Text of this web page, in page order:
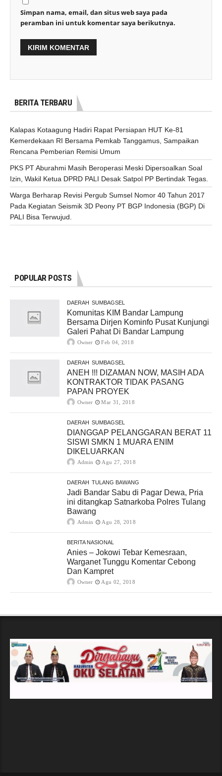
Simpan nama, email, dan situs web saya pada
peramban ini untuk komentar saya berikutnya.
BERITA TERBARU
Kalapas Kotaagung Hadiri Rapat Persiapan HUT Ke-81
Kemerdekaan RI Bersama Pemkab Tanggamus, Sampaikan
Rencana Pemberian Remisi Umum
PKS PT Aburahmi Masih Beroperasi Meski Dipersoalkan Soal
Izin, Wakil Ketua DPRD PALI Desak Satpol PP Bertindak Tegas.
Warga Berharap Revisi Pergub Sumsel Nomor 40 Tahun 2017
Pada Kegiatan Seismik 3D Peony PT BGP Indonesia (BGP) Di
PALI Bisa Terwujud.
POPULAR POSTS
DAERAH SUMBAGSEL
Komunitas KIM Bandar Lampung
Bersama Dirjen Kominfo Pusat Kunjungi
Galeri Pahat Di Bandar Lampung
Owner Feb 04, 2018
DAERAH SUMBAGSEL
ANEH !!! DIZAMAN NOW, MASIH ADA
KONTRAKTOR TIDAK PASANG
PAPAN PROYEK
Owner Mar 31, 2018
DAERAH SUMBAGSEL
DIANGGAP PELANGGARAN BERAT 11
SISWI SMKN 1 MUARA ENIM
DIKELUARKAN
Admin Agu 27, 2018
DAERAH TULANG BAWANG
Jadi Bandar Sabu di Pagar Dewa, Pria
ini ditangkap Satnarkoba Polres Tulang
Bawang
Admin Agu 28, 2018
BERITA NASIONAL
Anies – Jokowi Tebar Kemesraan,
Warganet Tunggu Komentar Cebong
Dan Kampret
Owner Agu 02, 2018